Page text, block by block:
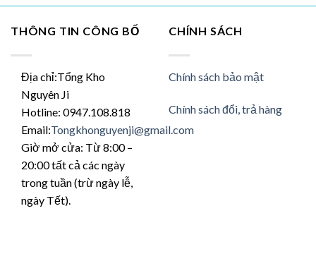
Các
THÔNG TIN CÔNG BỐ
Địa chỉ:Tổng Kho
Nguyên Ji
Hotline: 0947.108.818
Email:Tongkhonguyenji@gmail.com
Giờ mở cửa: Từ 8:00 –
20:00 tất cả các ngày
trong tuần (trừ ngày lễ,
ngày Tết).
CHÍNH SÁCH
Chính sách bảo mật
Chính sách đổi, trả hàng